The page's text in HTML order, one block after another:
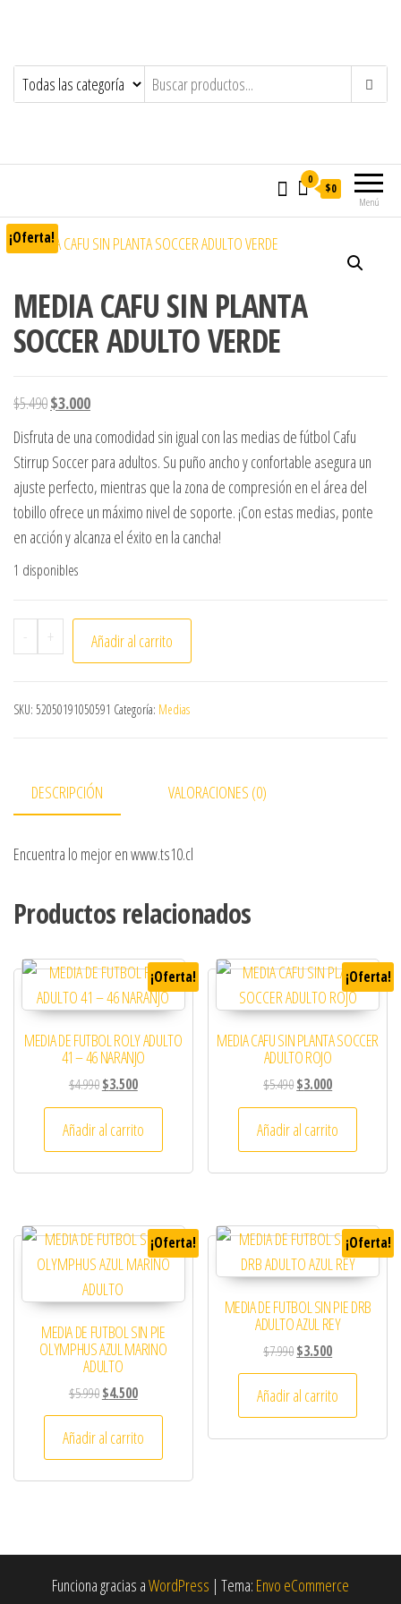
Menú
0
$0
¡Oferta!
MEDIA CAFU SIN PLANTA
SOCCER ADULTO VERDE
$5.490El precio original era: $5.490.
$3.000El precio actual es: $3.000.
Disfruta de una comodidad sin igual con las medias de fútbol Cafu
Stirrup Soccer para adultos. Su puño ancho y confortable asegura un
ajuste perfecto, mientras que la zona de compresión en el área del
tobillo ofrece un máximo nivel de soporte. ¡Con estas medias, ponte
en acción y alcanza el éxito en la cancha!
1 disponibles
- MEDIA CAFU SIN PLANTA SOCCER ADULTO VERDE
+ Añadir al carrito
SKU: 52050191050591 Categoría: Medias
DESCRIPCIÓN VALORACIONES (0)
Encuentra lo mejor en www.ts10.cl
Productos relacionados
¡Oferta!
MEDIA DE FUTBOL ROLY ADULTO
41 – 46 NARANJO
$4.990El precio original era: $4.990.
$3.500El precio actual es: $3.500.
Añadir al carrito
¡Oferta!
MEDIA CAFU SIN PLANTA SOCCER
ADULTO ROJO
$5.490El precio original era:
$3.000El precio
Añadir al carrito
¡Oferta!
MEDIA DE FUTBOL SIN PIE
OLYMPHUS AZUL MARINO
ADULTO
$5.990El precio original era: $5.990.
$4.500El precio actual es: $4.500.
Añadir al carrito
¡Oferta!
MEDIA DE FUTBOL SIN PIE DRB
ADULTO AZUL REY
$7.990El precio original era:
$3.500El precio
Añadir al carrito
Funciona gracias aWordPress | Tema: Envo eCommerce